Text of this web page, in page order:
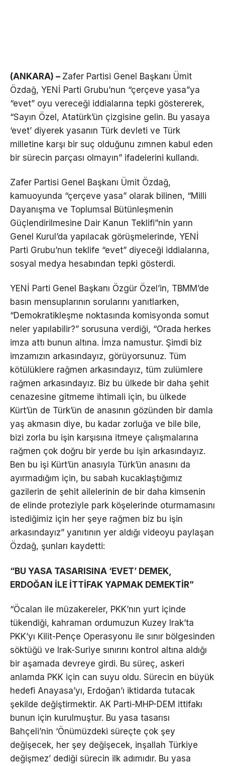
(ANKARA) – Zafer Partisi Genel Başkanı Ümit
Özdağ, YENİ Parti Grubu’nun “çerçeve yasa”ya
“evet” oyu vereceği iddialarına tepki göstererek,
“Sayın Özel, Atatürk’ün çizgisine gelin. Bu yasaya
‘evet’ diyerek yasanın Türk devleti ve Türk
milletine karşı bir suç olduğunu zımnen kabul eden
bir sürecin parçası olmayın” ifadelerini kullandı.
Zafer Partisi Genel Başkanı Ümit Özdağ,
kamuoyunda “çerçeve yasa” olarak bilinen, “Milli
Dayanışma ve Toplumsal Bütünleşmenin
Güçlendirilmesine Dair Kanun Teklifi”nin yarın
Genel Kurul’da yapılacak görüşmelerinde, YENİ
Parti Grubu’nun teklife “evet” diyeceği iddialarına,
sosyal medya hesabından tepki gösterdi.
YENİ Parti Genel Başkanı Özgür Özel’in, TBMM’de
basın mensuplarının sorularını yanıtlarken,
“Demokratikleşme noktasında komisyonda somut
neler yapılabilir?” sorusuna verdiği, “Orada herkes
imza attı bunun altına. İmza namustur. Şimdi biz
imzamızın arkasındayız, görüyorsunuz. Tüm
kötülüklere rağmen arkasındayız, tüm zulümlere
rağmen arkasındayız. Biz bu ülkede bir daha şehit
cenazesine gitmeme ihtimali için, bu ülkede
Kürt’ün de Türk’ün de anasının gözünden bir damla
yaş akmasın diye, bu kadar zorluğa ve bile bile,
bizi zorla bu işin karşısına itmeye çalışmalarına
rağmen çok doğru bir yerde bu işin arkasındayız.
Ben bu işi Kürt’ün anasıyla Türk’ün anasını da
ayırmadığım için, bu sabah kucaklaştığımız
gazilerin de şehit ailelerinin de bir daha kimsenin
de elinde proteziyle park köşelerinde oturmamasını
istediğimiz için her şeye rağmen biz bu işin
arkasındayız” yanıtının yer aldığı videoyu paylaşan
Özdağ, şunları kaydetti:
“BU YASA TASARISINA ‘EVET’ DEMEK,
ERDOĞAN İLE İTTİFAK YAPMAK DEMEKTİR”
“Öcalan ile müzakereler, PKK’nın yurt içinde
tükendiği, kahraman ordumuzun Kuzey Irak’ta
PKK’yı Kilit-Pençe Operasyonu ile sınır bölgesinden
söktüğü ve Irak-Suriye sınırını kontrol altına aldığı
bir aşamada devreye girdi. Bu süreç, askeri
anlamda PKK için can suyu oldu. Sürecin en büyük
hedefi Anayasa’yı, Erdoğan’ı iktidarda tutacak
şekilde değiştirmektir. AK Parti-MHP-DEM ittifakı
bunun için kurulmuştur. Bu yasa tasarısı
Bahçeli’nin ‘Önümüzdeki süreçte çok şey
değişecek, her şey değişecek, inşallah Türkiye
değişmez’ dediği sürecin ilk adımıdır. Bu yasa